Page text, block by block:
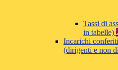
Tassi di
in tabelle)
Incarichi
(dirigenti e non